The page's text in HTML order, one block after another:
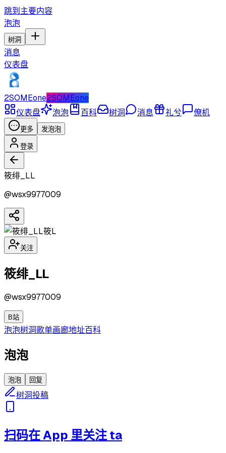
跳到主要内容
泡泡
树洞
消息
仪表盘
2SOMEone2SOMEone
仪表盘
泡泡 百科 树洞 消息 礼兮 僚机
更多 发泡泡
登录
筱绯_LL
@wsx9977009
筱L
关注
筱绯_LL
@wsx9977009
B站
泡泡树洞歌单画廊地址百科
泡泡
泡泡 回复
树洞投稿
扫码在 App 里关注 ta